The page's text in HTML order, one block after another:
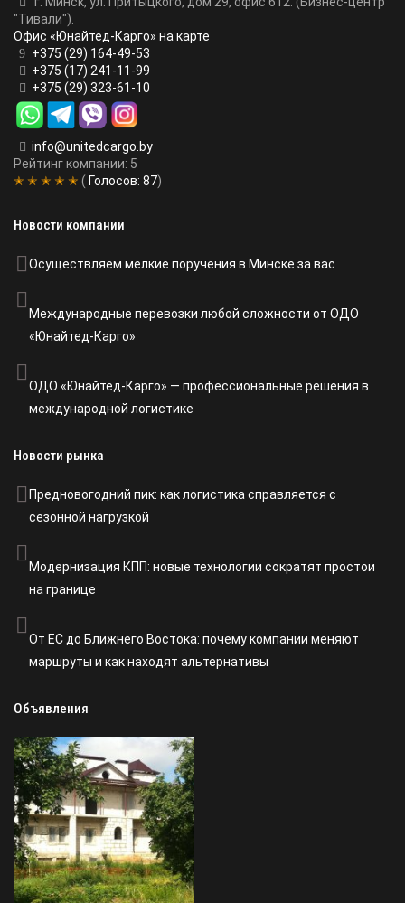
"Тивали").
Офис «Юнайтед-Карго» на карте
+375 (29) 164-49-53
+375 (17) 241-11-99
+375 (29) 323-61-10
info@unitedcargo.by
Рейтинг компании: 5
✭ ✭ ✭ ✭ ✭ ( Голосов: 87)
Новости компании
Осуществляем мелкие поручения в Минске за вас
Международные перевозки любой сложности от ОДО
«Юнайтед-Карго»
ОДО «Юнайтед-Карго» — профессиональные решения в
международной логистике
Новости рынка
Предновогодний пик: как логистика справляется с
сезонной нагрузкой
Модернизация КПП: новые технологии сократят простои
на границе
От ЕС до Ближнего Востока: почему компании меняют
маршруты и как находят альтернативы
Объявления